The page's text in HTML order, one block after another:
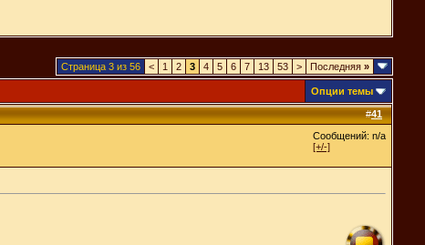
Страница 3 из 56 < 1 2 3 4 5 6 7 13 53 > Последняя »
Опции темы
#41
Сообщений: n/a
[+/-]